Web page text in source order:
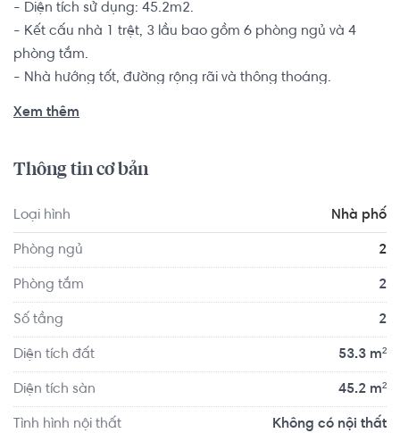
- Diện tích sử dụng: 45.2m2.
- Kết cấu nhà 1 trệt, 3 lầu bao gồm 6 phòng ngủ và 4
phòng tắm.
- Nhà hướng tốt, đường rộng rãi và thông thoáng.
dân trí cao. Gần chợ Tân Bình, trường học, rạp phim
hoặc mở cửa hàng kinh doanh, buôn bán.
Xem thêm
Thông tin cơ bản
Loại hình Nhà phố
Phòng ngủ 2
Phòng tắm 2
Số tầng 2
Diện tích đất 53.3 m²
Diện tích sàn 45.2 m²
Tình hình nội thất Không có nội thất